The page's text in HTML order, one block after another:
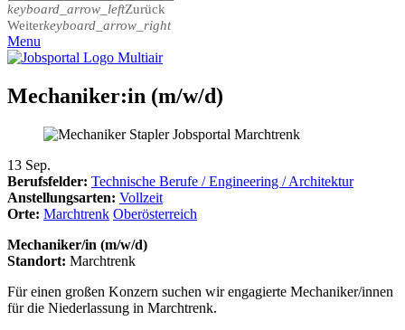
keyboard_arrow_leftZurück
Weiterkeyboard_arrow_right
Menu
Mechaniker:in (m/w/d)
13 Sep.
Berufsfelder: Technische Berufe / Engineering / Architektur
Anstellungsarten: Vollzeit
Orte: Marchtrenk Oberösterreich
Mechaniker/in (m/w/d)
Standort: Marchtrenk
Für einen großen Konzern suchen wir engagierte Mechaniker/innen
für die Niederlassung in Marchtrenk.